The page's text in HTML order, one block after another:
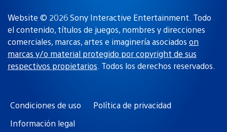
Website © 2026 Sony Interactive Entertainment. Todo
el contenido, títulos de juegos, nombres y direcciones
comerciales, marcas, artes e imaginería asociados on
marcas y/o material protegido por copyright de sus
respectivos propietarios. Todos los derechos reservados.
Condiciones de uso
Política de privacidad
Información legal